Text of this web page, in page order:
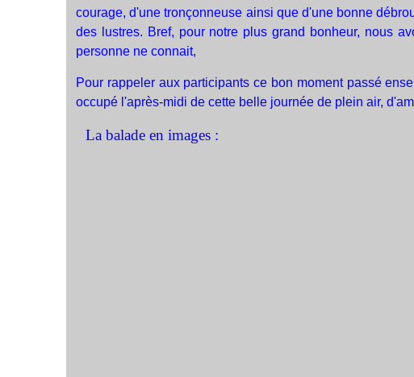
courage, d'une tronçonneuse ainsi que d'une bonne
des lustres. Bref, pour notre plus grand bonheur, nous
personne ne connait,
Pour rappeler aux participants ce bon moment passé
occupé l'après-midi de cette belle journée de plein air,
La balade en images :